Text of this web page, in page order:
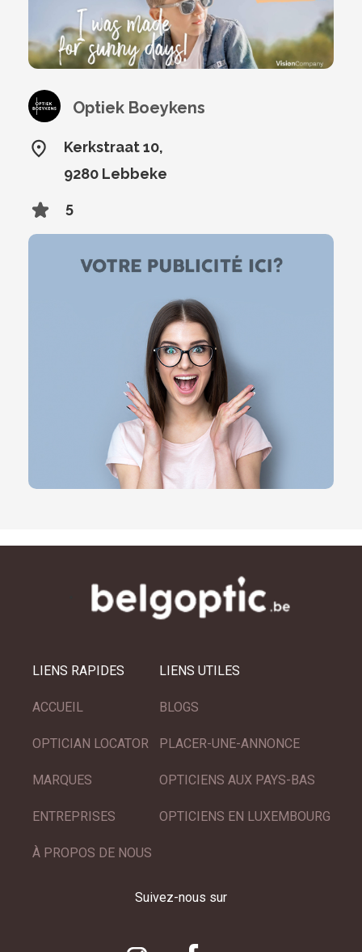
Optiek Boeykens
Kerkstraat 10,
9280 Lebbeke
5
LIENS RAPIDES
ACCUEIL
OPTICIAN LOCATOR
MARQUES
ENTREPRISES
À PROPOS DE NOUS
LIENS UTILES
BLOGS
PLACER-UNE-ANNONCE
OPTICIENS AUX PAYS-BAS
OPTICIENS EN LUXEMBOURG
Suivez-nous sur